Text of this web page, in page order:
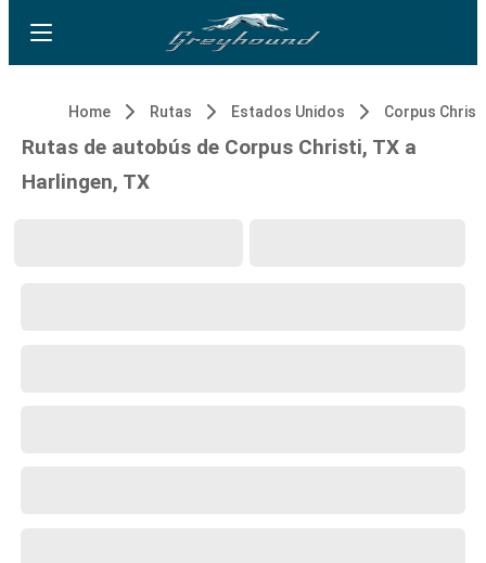
Home Rutas Estados Unidos Corpus
Rutas de autobús de Corpus Christi, TX a
Harlingen, TX